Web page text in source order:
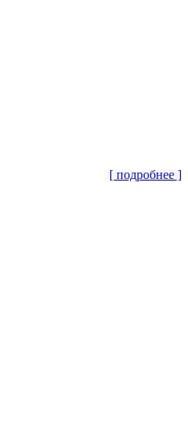
[ подробнее ]